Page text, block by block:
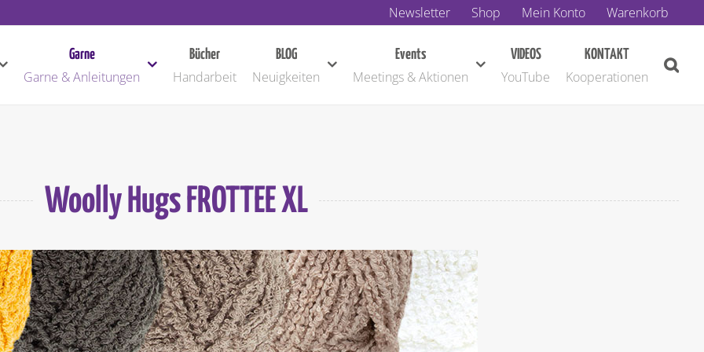
Newsletter Shop Mein Konto Warenkorb
Garne
Garne & Anleitungen
Bücher
Handarbeit
BLOG
Neuigkeiten
Events
Meetings & Aktionen
VIDEOS
YouTube
KONTAKT
Kooperationen
Woolly Hugs FROTTEE XL